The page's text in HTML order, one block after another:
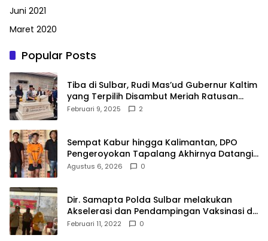
Juni 2021
Maret 2020
Popular Posts
Tiba di Sulbar, Rudi Mas’ud Gubernur Kaltim
yang Terpilih Disambut Meriah Ratusan
Masyarakat
Februari 9, 2025 2
Sempat Kabur hingga Kalimantan, DPO
Pengeroyokan Tapalang Akhirnya Datangi
Polisi Serahkan Diri
Agustus 6, 2026 0
Dir. Samapta Polda Sulbar melakukan
Akselerasi dan Pendampingan Vaksinasi di
SDN 001 Polewali
Februari 11, 2022 0